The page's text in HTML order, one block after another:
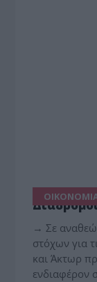
→ Σε
στόχων για
και Άκτωρ
ενδιαφέρον